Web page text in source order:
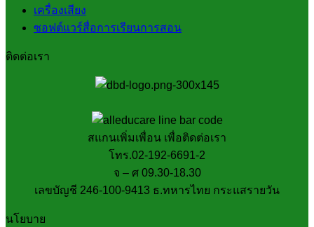
เครื่องเสียง
ซอฟต์แวร์สื่อการเรียนการสอน
ติดต่อเรา
สแกนเพิ่มเพื่อน เพื่อติดต่อเรา
โทร.02-192-6691-2
จ – ศ 09.30-18.30
เลขบัญชี 246-100-9413 ธ.ทหารไทย กระแสรายวัน
นโยบาย